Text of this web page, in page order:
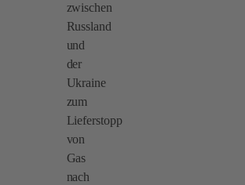
zwischen
Russland
und
der
Ukraine
zum
Lieferstopp
von
Gas
nach